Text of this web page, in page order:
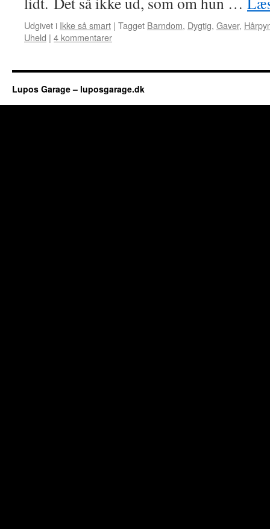
Udgivet i Ikke så smart | Tagget Barndom, Dygtig, Gaver,
Uheld | 4 kommentarer
Lupos Garage – luposgarage.dk